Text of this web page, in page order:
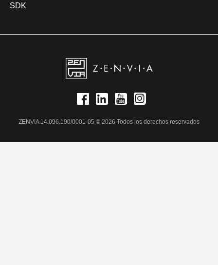
SDK
ZENVIA 14.096.190/0001-05 © 2026 Todos los derechos reservados